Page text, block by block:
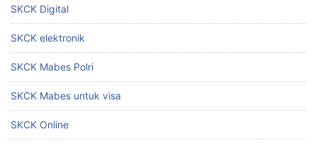
SKCK Digital
SKCK elektronik
SKCK Mabes Polri
SKCK Mabes untuk visa
SKCK Online